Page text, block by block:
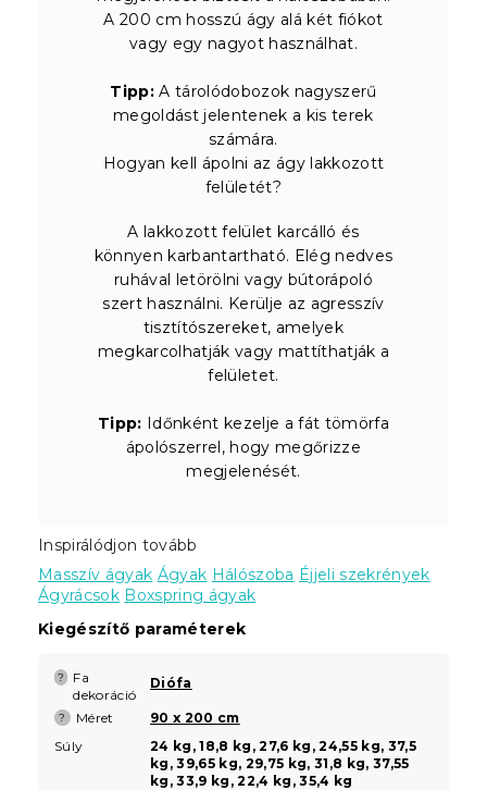
A 200 cm hosszú ágy alá két fiókot
vagy egy nagyot használhat.
Tipp: A tárolódobozok nagyszerű
megoldást jelentenek a kis terek
számára.
Hogyan kell ápolni az ágy lakkozott
felületét?
A lakkozott felület karcálló és
könnyen karbantartható. Elég nedves
ruhával letörölni vagy bútorápoló
szert használni. Kerülje az agresszív
tisztítószereket, amelyek
megkarcolhatják vagy mattíthatják a
felületet.
Tipp: Időnként kezelje a fát tömörfa
ápolószerrel, hogy megőrizze
megjelenését.
Inspirálódjon tovább
Masszív ágyak Ágyak Hálószoba Éjjeli szekrények
Ágyrácsok Boxspring ágyak
Kiegészítő paraméterek
?
Fa
dekoráció
Diófa
? Méret
90 x 200 cm
Súly
24 kg, 18,8 kg, 27,6 kg, 24,55 kg, 37,5
kg, 39,65 kg, 29,75 kg, 31,8 kg, 37,55
kg, 33,9 kg, 22,4 kg, 35,4 kg